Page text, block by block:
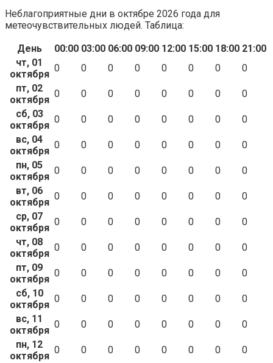
Неблагоприятные дни в октябре 2026 года для
метеочувствительных людей. Таблица:
День
00:00 03:00 06:00 09:00 12:00 15:00 18:00 21:00
чт, 01
октября
0 0 0 0 0 0 0
0
пт, 02
октября
0 0 0 0 0 0 0
0
сб, 03
октября
0 0 0 0 0 0 0
0
вс, 04
октября
0 0 0 0 0 0 0
0
пн, 05
октября
0 0 0 0 0 0 0
0
вт, 06
октября
0 0 0 0 0 0 0
0
ср, 07
октября
0 0 0 0 0 0 0
0
чт, 08
октября
0 0 0 0 0 0 0
0
пт, 09
октября
0 0 0 0 0 0 0
0
сб, 10
октября
0 0 0 0 0 0 0
0
вс, 11
октября
0 0 0 0 0 0 0
0
пн, 12
октября
0 0 0 0 0 0 0
0